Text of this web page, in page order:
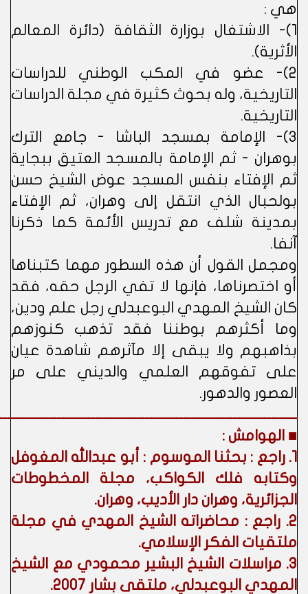
هي :
1)- الاشتغال بوزارة الثقافة (دائرة المعالم
الأثرية).
2)- عضو في المكب الوطني للدراسات
التاريخية، وله بحوث كثيرة في مجلة الدراسات
التاريخية.
3)- الإمامة بمسجد الباشا - جامع الترك
بوهران - ثم الإمامة بالمسجد العتيق ببجاية
ثم الإفتاء بنفس المسجد عوض الشيخ حسن
بولحبال الذي انتقل إلى وهران، ثم الإفتاء
بمدينة شلف مع تدريس الأئمة كما ذكرنا
آنفا.
ومجمل القول أن هذه السطور مهما كتبناها
أو اختصرناها، فإنها لا تفي الرجل حقه، فقد
كان الشيخ المهدي البوعبدلي رجل علم ودين،
وما أكثرهم بوطننا فقد تذهب كنوزهم
بذاهبهم ولا يبقى إلا مآثرهم شاهدة عيان
على تفوقهم العلمي والديني على مر
العصور والدهور.
■ الهوامش :
1. راجع : بحثنا الموسوم : أبو عبدالله المغوفل
وكتابه فلك الكواكب، مجلة المخطوطات
الجزائرية، وهران دار الأديب، وهران.
2. راجع : محاضراته الشيخ المهدي في مجلة
ملتقيات الفكر الإسلامي.
3. مراسلات الشيخ البشير محمودي مع الشيخ
المهدي البوعبدلي، ملتقى بشار 2007.